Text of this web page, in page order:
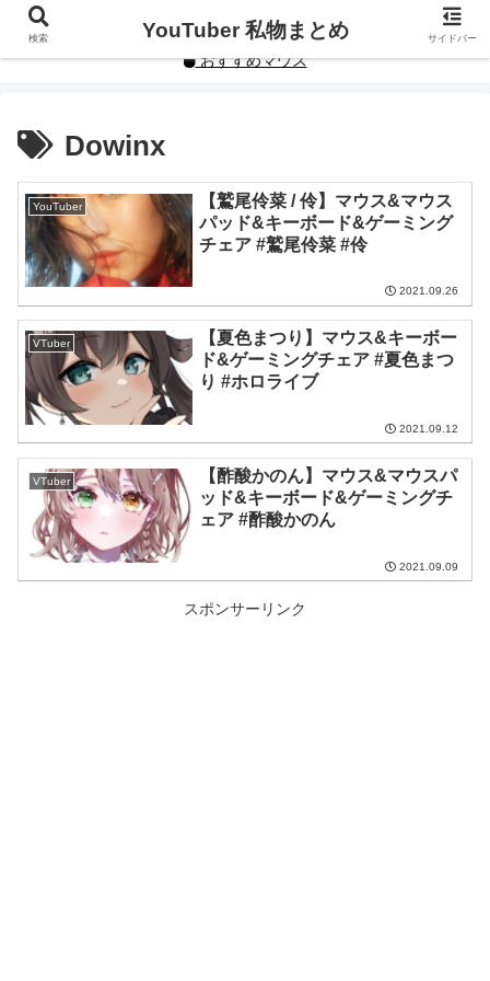
YouTuberや人気インフルエンサーの私物まとめです。
おすすめマウス
Dowinx
YouTuber
【鷲尾伶菜 / 伶】マウス&マウス
パッド&キーボード&ゲーミング
チェア #鷲尾伶菜 #伶
2021.09.26
VTuber
【夏色まつり】マウス&キーボー
ド&ゲーミングチェア #夏色まつ
り #ホロライブ
2021.09.12
VTuber
【酢酸かのん】マウス&マウスパ
ッド&キーボード&ゲーミングチ
ェア #酢酸かのん
2021.09.09
スポンサーリンク
検索 YouTuber 私物まとめ サイドバー